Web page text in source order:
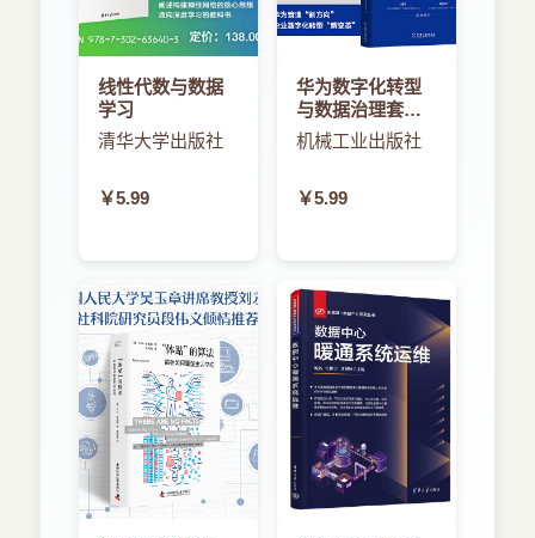
线性代数与数据
学习
清华大学出版社
￥5.99
华为数字化转型
与数据治理套装
（套装共2册）
机械工业出版社
￥5.99